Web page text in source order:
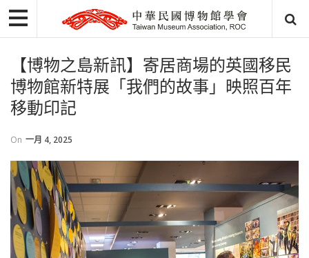
【博物之島新訊】寄居商場的英國移民
博物館新特展「我們的故事」映照百年
移動印記
On 一月 4, 2025